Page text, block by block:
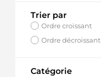
Trier par
Ordre croissant
Ordre décroissant
Catégorie